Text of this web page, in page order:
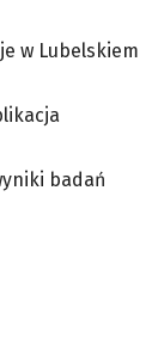
w Lubelskiem
badań